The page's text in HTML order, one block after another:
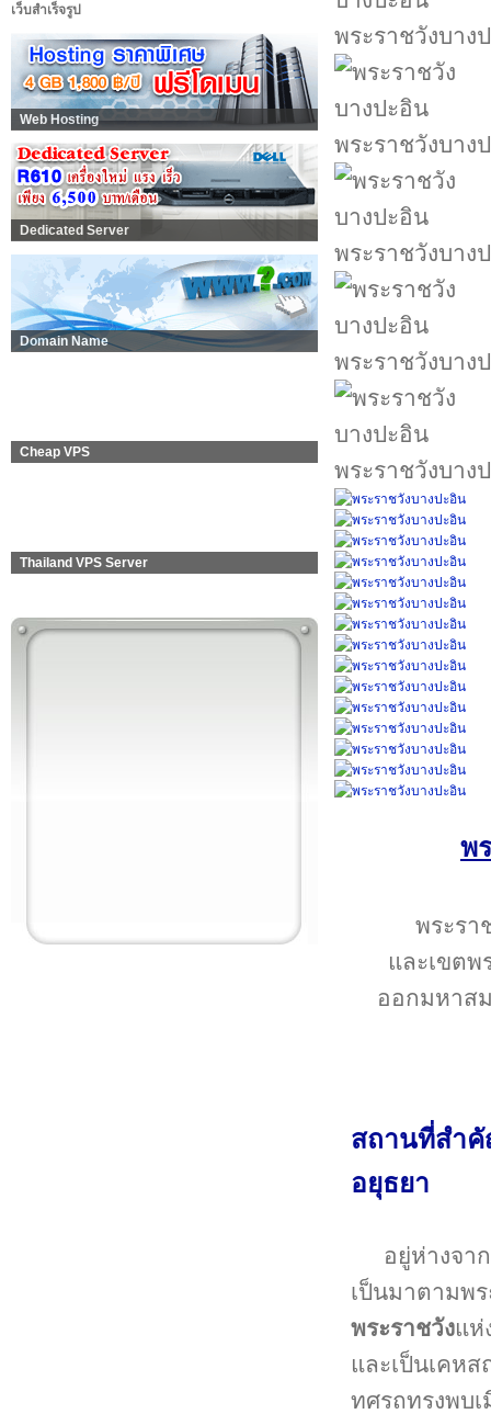
เว็บสำเร็จรูป
Web Hosting
Dedicated Server
Domain Name
Cheap VPS
Thailand VPS Server
พระราชวังบาง
พระราชวังบาง
พระราชวังบาง
พระราชวังบาง
พระราชวังบาง
พ
พระรา
และเขต
ออกมหาส
สถานที่สำ
อยุธยา
อยู่ห่างจา
เป็นมาตามพ
พระราชวังแห่
และเป็นเคห
ทศรถทรงพบเ